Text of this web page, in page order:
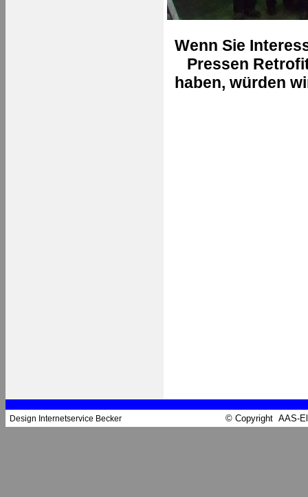
Wenn Sie
Pressen
haben, würden
Design Internetservice Becker © Copyright AAS-